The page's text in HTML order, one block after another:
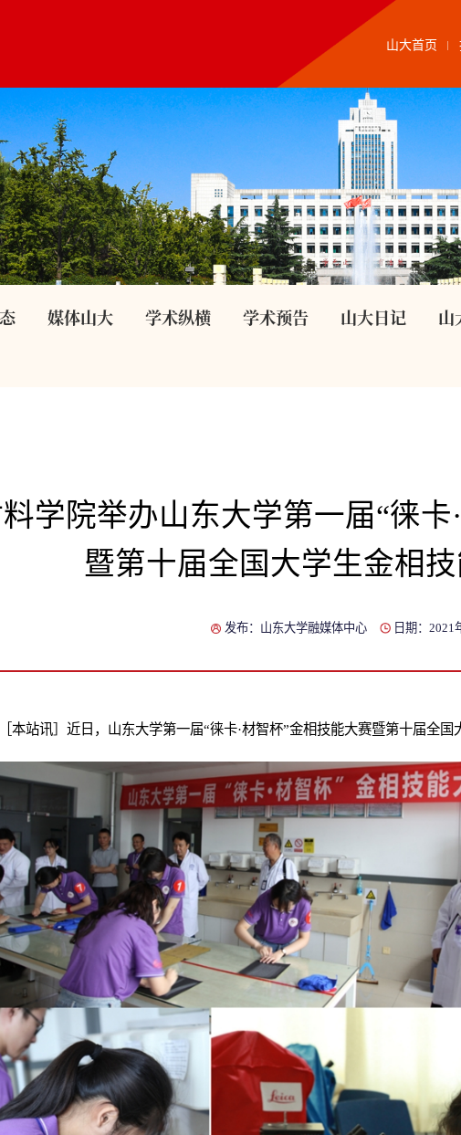
山大首页
媒体山大 学术纵横 学术预告 山大日记 山
学院举办山东大学第一届“徕卡
暨第十届全国大学生金相
发布：山东大学融媒体中心 日期：2021
［本站讯］近日，山东大学第一届“徕卡·材智杯”金相技能大赛暨第十届全